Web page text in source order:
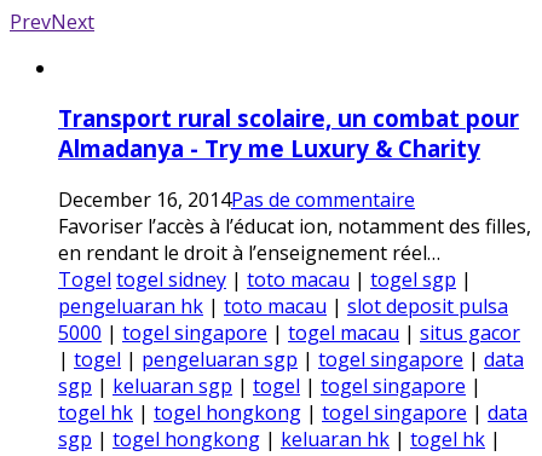
PrevNext
Transport rural scolaire, un combat pour
Almadanya - Try me Luxury & Charity
December 16, 2014Pas de commentaire
Favoriser l’accès à l’éducat ion, notamment des filles,
en rendant le droit à l’enseignement réel…
Togel togel sidney | toto macau | togel sgp |
pengeluaran hk | toto macau | slot deposit pulsa
5000 | togel singapore | togel macau | situs gacor
| togel | pengeluaran sgp | togel singapore | data
sgp | keluaran sgp | togel | togel singapore |
togel hk | togel hongkong | togel singapore | data
sgp | togel hongkong | keluaran hk | togel hk |